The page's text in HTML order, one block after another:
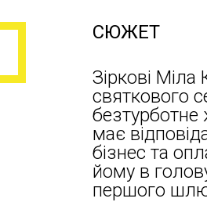
СЮЖЕТ
Зіркові Міла
святкового
безтурботне
має
бізнес та
йому в
першого